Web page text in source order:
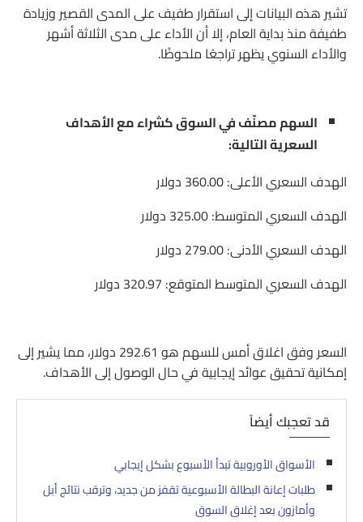
تشير هذه البيانات إلى استقرار طفيف على المدى القصير وزيادة
طفيفة منذ بداية العام، إلا أن الأداء على مدى الثلاثة أشهر
والأداء السنوي يظهر تراجعًا ملحوظًا.
السهم مصنّف في السوق كشراء مع الأهداف
السعرية التالية:
الهدف السعري الأعلى: 360.00 دولار
الهدف السعري المتوسط: 325.00 دولار
الهدف السعري الأدنى: 279.00 دولار
الهدف السعري المتوسط المتوقع: 320.97 دولار
السعر وفق اغلاق أمس للسهم هو 292.61 دولار، مما يشير إلى
إمكانية تحقيق عوائد إيجابية في حال الوصول إلى الأهداف.
قد تعجبك أيضاً
الأسواق الأوروبية تبدأ الأسبوع بشكل إيجابي
طلبات إعانة البطالة الأسبوعية تقفز من جديد، وترقب نتائج أبل
وأمازون بعد إغلاق السوق